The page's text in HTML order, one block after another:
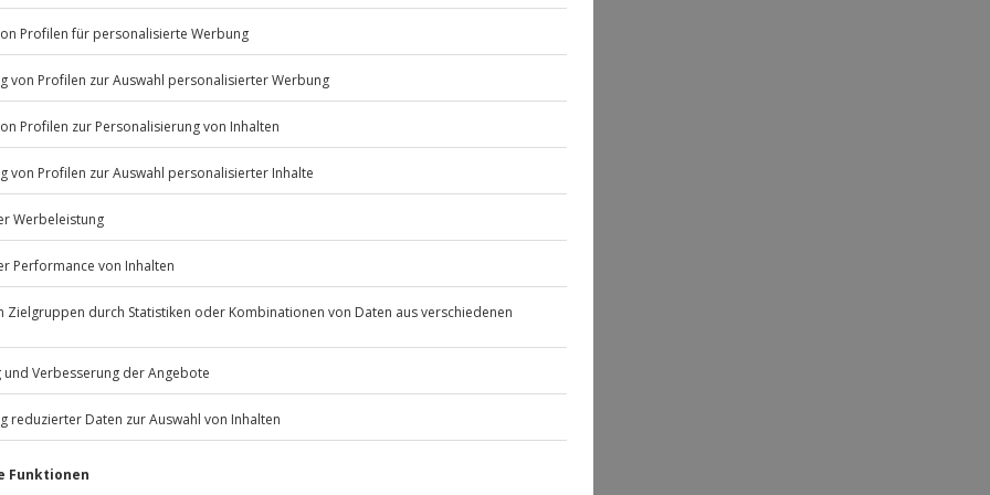
© OpenStreetMaps
Jochen SchweizerGmbH
Mühldorfstraße 8
81671 München
außer an bundesweiten